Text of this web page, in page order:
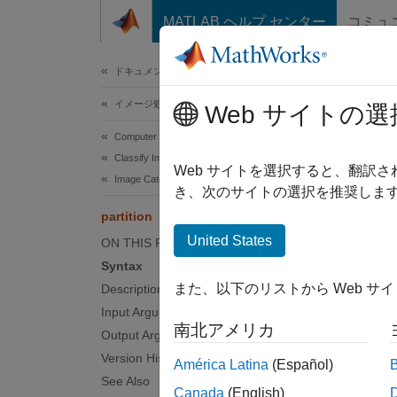
コンテンツへスキップ
MATLAB ヘルプ センター コミュ
ドキュメンテーションのホーム
イメージ処理とコンピューター ビジョン
Computer Vision Toolbox
Classify Images and Videos
Image Category Classification
partition
ON THIS PAGE
Syntax
Description
Input Arguments
Output Arguments
Version History
See Also
Web サイトの選
Web サイトを選択すると、翻訳
き、次のサイトの選択を推奨しま
United States
また、以下のリストから Web サ
南北アメリカ
América Latina (Español)
Canada (English)